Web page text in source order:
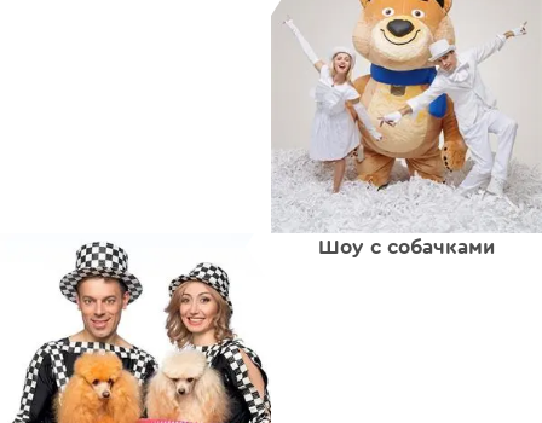
Шоу с собачками